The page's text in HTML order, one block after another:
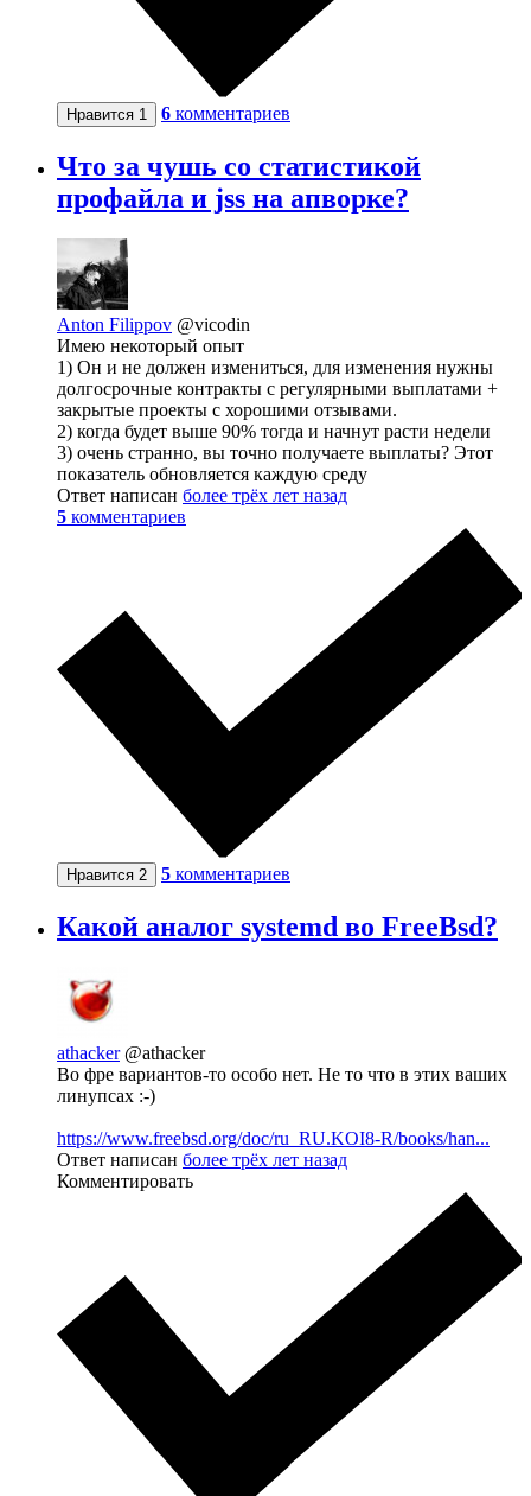
Нравится 1 6 комментариев
Что за чушь со статистикой
профайла и jss на апворке?
Anton Filippov @vicodin
Имею некоторый опыт
1) Он и не должен измениться, для изменения нужны
долгосрочные контракты с регулярными выплатами +
закрытые проекты с хорошими отзывами.
2) когда будет выше 90% тогда и начнут расти недели
3) очень странно, вы точно получаете выплаты? Этот
показатель обновляется каждую среду
Ответ написан более трёх лет назад
5 комментариев
Нравится 2 5 комментариев
Какой аналог systemd во FreeBsd?
athacker @athacker
Во фре вариантов-то особо нет. Не то что в этих ваших
линупсах :-)
https://www.freebsd.org/doc/ru_RU.KOI8-R/books/han...
Ответ написан более трёх лет назад
Комментировать